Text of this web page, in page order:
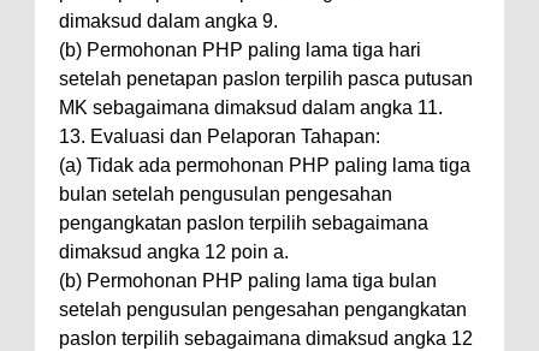
dimaksud dalam angka 9.
(b) Permohonan PHP paling lama tiga hari
setelah penetapan paslon terpilih pasca putusan
MK sebagaimana dimaksud dalam angka 11.
13. Evaluasi dan Pelaporan Tahapan:
(a) Tidak ada permohonan PHP paling lama tiga
bulan setelah pengusulan pengesahan
pengangkatan paslon terpilih sebagaimana
dimaksud angka 12 poin a.
(b) Permohonan PHP paling lama tiga bulan
setelah pengusulan pengesahan pengangkatan
paslon terpilih sebagaimana dimaksud angka 12